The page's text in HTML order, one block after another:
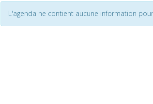
L'agenda ne contient aucune information